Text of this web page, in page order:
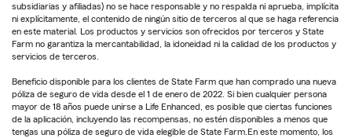
subsidiarias y afiliadas) no se hace responsable y no respalda ni aprueba, implícita
ni explícitamente, el contenido de ningún sitio de terceros al que se haga referencia
en este material. Los productos y servicios son ofrecidos por terceros y State
Farm no garantiza la mercantabilidad, la idoneidad ni la calidad de los productos y
servicios de terceros.
Beneficio disponible para los clientes de State Farm que han comprado una nueva
póliza de seguro de vida desde el 1 de enero de 2022. Si bien cualquier persona
mayor de 18 años puede unirse a Life Enhanced, es posible que ciertas funciones
de la aplicación, incluyendo las recompensas, no estén disponibles a menos que
tengas una póliza de seguro de vida elegible de State Farm.En este momento, los